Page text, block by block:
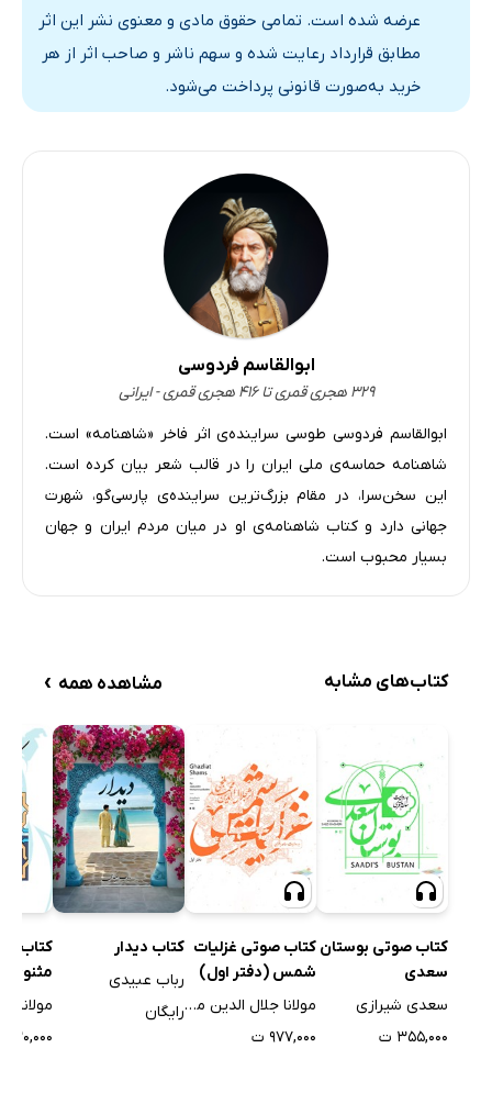
پنجاه سال دوم: ایجاد لباس‌ها و زره‌های جنگی
پنجاه سال سوم: طبقه‌بندی اجتماعی
پنجاه سال چهارم: ساخت‌وساز
غرور و ناسپاسی جمشید و سقوط از اوج
داستان مَرداس پدر ضحاک
توطئه ابلیس
فریب ضحاک و قتل مرداس
مرداس
به فرمان ابلیس، ضحاک پدر خود را می کشد
پادشاهی ضحاک ماردوش
ضحاک ماردوش
پایان غم‌انگیز جمشید
تباه شدن روزگار جمشید
عرضه شده است. تمامی حقوق مادی و معنوی نشر این اثر
مطابق قرارداد رعایت شده و سهم ناشر و صاحب اثر از هر
خرید به‌صورت قانونی پرداخت می‌شود.
ابوالقاسم فردوسی
۳۲۹ هجری قمری تا ۴۱۶ هجری قمری - ایرانی
ابوالقاسم فردوسی طوسی سراینده‌ی اثر فاخر «شاهنامه» است.
شاهنامه حماسه‌ی ملی ایران را در قالب شعر بیان کرده است.
این سخن‌سرا، در مقام بزرگ‌ترین سراینده‌ی پارسی‌گو، شهرت
جهانی دارد و کتاب شاهنامه‌ی او در میان مردم ایران و جهان
بسیار محبوب است.
کتاب‌های مشابه مشاهده همه ›
کتاب صوتی بوستان
سعدی
سعدی شیرازی
۳۵۵,۰۰۰ ت
کتاب صوتی غزلیات
شمس (دفتر اول)
مولانا جلال الدین محمد بلخی
۹۷۷,۰۰۰ ت
کتاب دیدار
رباب عبیدی
رایگان
کتاب
مثنوی
۱۳۰,۰۰۰ ت